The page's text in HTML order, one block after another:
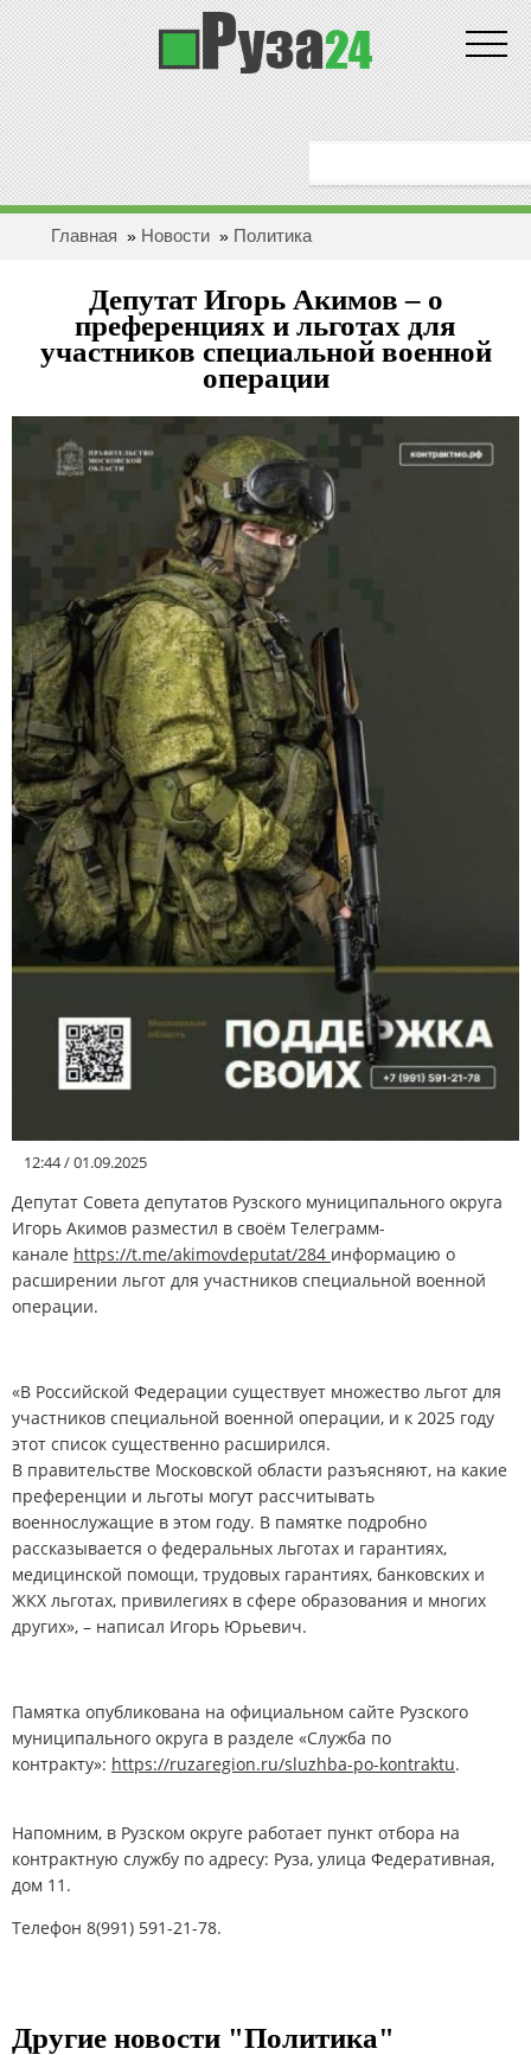
Новости
ЗДОРОВЬЕ
ПОЛИТИКА
ЭКОНОМИКА
БЕЗОПАСНОСТЬ
ПРОИCШЕСТВИЯ
АФИША
КУЛЬТУРА
СПОРТ
Меню
РЕДАКЦИЯ
РЕКЛАМОДАТЕЛЯМ
КОНТАКТЫ
Главная » Новости » Политика
Депутат Игорь Акимов – о
преференциях и льготах для
участников специальной военной
операции
12:44 / 01.09.2025
Депутат Совета депутатов Рузского муниципального округа
Игорь Акимов разместил в своём Телеграмм-
канале https://t.me/akimovdeputat/284 информацию о
расширении льгот для участников специальной военной
операции.
«В Российской Федерации существует множество льгот для
участников специальной военной операции, и к 2025 году
этот список существенно расширился.
В правительстве Московской области разъясняют, на какие
преференции и льготы могут рассчитывать
военнослужащие в этом году. В памятке подробно
рассказывается о федеральных льготах и гарантиях,
медицинской помощи, трудовых гарантиях, банковских и
ЖКХ льготах, привилегиях в сфере образования и многих
других», – написал Игорь Юрьевич.
Памятка опубликована на официальном сайте Рузского
муниципального округа в разделе «Служба по
контракту»: https://ruzaregion.ru/sluzhba-po-kontraktu.
Напомним, в Рузском округе работает пункт отбора на
контрактную службу по адресу: Руза, улица Федеративная,
дом 11.
Телефон 8(991) 591-21-78.
Другие новости "Политика"